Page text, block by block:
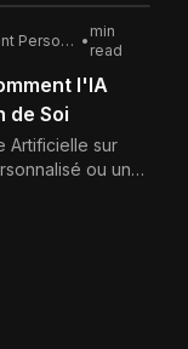
Technologie et Développement Personnel •
min
read
l'IA
de Soi
Artificielle sur
ou une